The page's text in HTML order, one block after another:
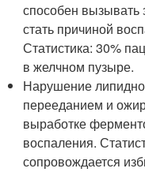
способен вызывать
стать причиной
Статистика: 30%
в желчном пузыре.
Нарушение
перееданием и
выработке
воспаления.
сопровождается